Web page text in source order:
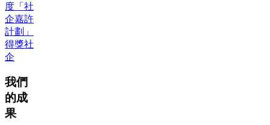
度「社
企嘉許
計劃」
得獎社
企
我們
的成
果